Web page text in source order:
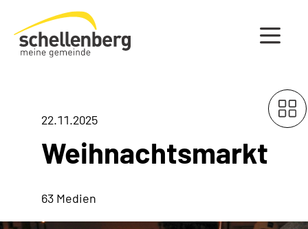
Gemeinde Schellenberg Startseite
22.11.2025
Weihnachtsmarkt
63 Medien